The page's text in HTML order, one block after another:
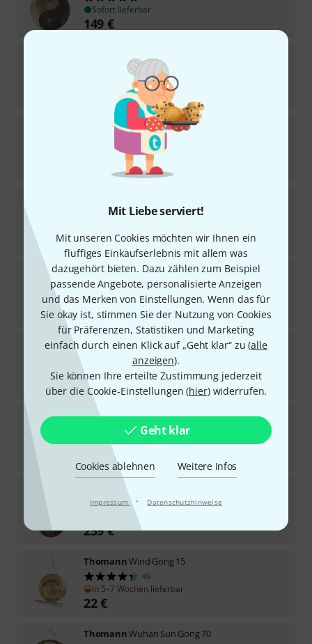
Mit Liebe serviert!
Mit unseren Cookies möchten wir Ihnen ein
fluffiges Einkaufserlebnis mit allem was
dazugehört bieten. Dazu zählen zum Beispiel
passende Angebote, personalisierte Anzeigen
und das Merken von Einstellungen. Wenn das für
Sie okay ist, stimmen Sie der Nutzung von Cookies
für Präferenzen, Statistiken und Marketing
einfach durch einen Klick auf „Geht klar“ zu (alle
anzeigen).
Sie können Ihre erteilte Zustimmung jederzeit
über die Cookie-Einstellungen (hier) widerrufen.
Geht klar
Cookies ablehnen Weitere Infos
Impressum · Datenschutzhinweise
Sofort lieferbar
149 €
Sofort lieferbar
ThomannWind Gong 70
18
In 5–7 Wochen lieferbar
1
269€
ThomannWind Gong 130
Sofort lieferbar
2.498€
ThomannWuhan Sun Gong 90
1
Sofort lieferbar
819 €
ThomannWuhan Sun Gong 40
1
Sofort lieferbar
Thomann
Sofort lieferbar
259€
ThomannWind Gong 15
45
In 5–7 Wochen lieferbar
22€
ThomannWuhan Sun Gong 70